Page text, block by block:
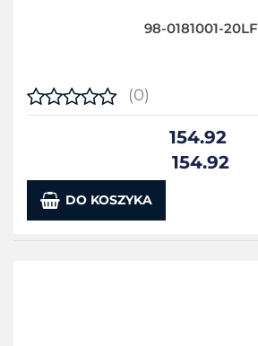
98-0181001-20LF
(0)
154.92
154.92
DO KOSZYKA